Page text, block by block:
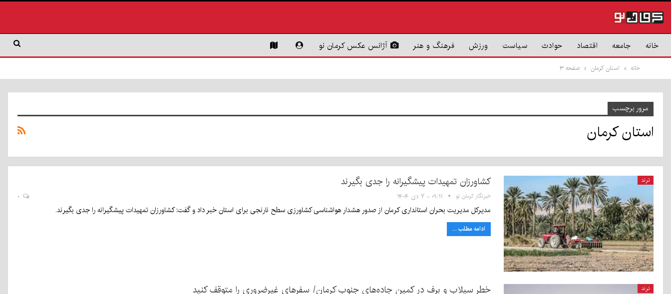
خانه جامعه اقتصاد حوادث سیاست ورزش فرهنگ و هنر آژانس عکس کرمان نو
خانه استان کرمان صفحه ۳
مرور برچسب
استان کرمان
ترند کشاورزان تمهیدات پیشگیرانه را جدی بگیرند
خبرنگار کرمان نو ۰۹:۱۱ - ۷ دی ۱۴۰۴
مدیرکل مدیریت بحران استانداری کرمان از صدور هشدار هواشناسی کشاورزی سطح نارنجی برای استان خبر داد و گفت: کشاورزان تمهیدات پیشگیرانه را جدی بگیرند.
ادامه مطلب ...
ترند خطر سیلاب و برف در کمین جاده‌های جنوب کرمان/ سفرهای غیرضروری را متوقف کنید